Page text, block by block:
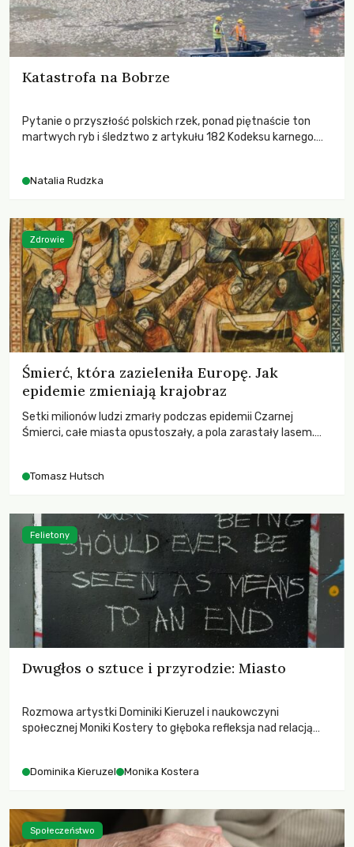
Katastrofa na Bobrze
Pytanie o przyszłość polskich rzek, ponad piętnaście ton
martwych ryb i śledztwo z artykułu 182 Kodeksu karnego.
zdarzeń prowadzących do biologicznej śmierci rzeki.
Natalia Rudzka
Śmierć, która zazieleniła Europę. Jak
epidemie zmieniają krajobraz
Setki milionów ludzi zmarły podczas epidemii Czarnej
Śmierci, całe miasta opustoszały, a pola zarastały lasem.
największych katastrof w swoich dziejach.
Tomasz Hutsch
Zdrowie
Dwugłos o sztuce i przyrodzie: Miasto
Rozmowa artystki Dominiki Kieruzel i naukowczyni
społecznej Moniki Kostery to głęboka refleksja nad relacją
Dominika Kieruzel Monika Kostera
Felietony
Społeczeństwo